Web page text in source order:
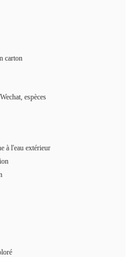
carton
espèces
à l'eau extérieur